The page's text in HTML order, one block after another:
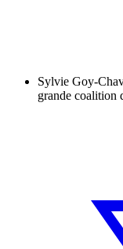
Sylvie Goy-
grande coalition